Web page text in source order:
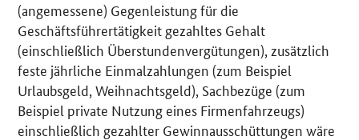
(angemessene) Gegenleistung für die
Geschäftsführertätigkeit gezahltes Gehalt
(einschließlich Überstundenvergütungen), zusätzlich
feste jährliche Einmalzahlungen (zum Beispiel
Urlaubsgeld, Weihnachtsgeld), Sachbezüge (zum
Beispiel private Nutzung eines Firmenfahrzeugs)
einschließlich gezahlter Gewinnausschüttungen wäre